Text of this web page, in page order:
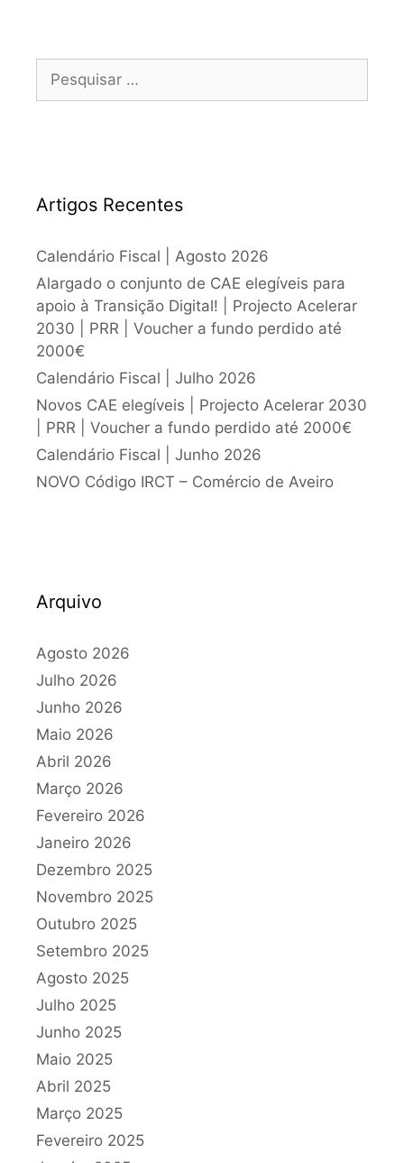
Artigos Recentes
Calendário Fiscal | Agosto 2026
Alargado o conjunto de CAE elegíveis para
apoio à Transição Digital! | Projecto Acelerar
2030 | PRR | Voucher a fundo perdido até
2000€
Calendário Fiscal | Julho 2026
Novos CAE elegíveis | Projecto Acelerar 2030
| PRR | Voucher a fundo perdido até 2000€
Calendário Fiscal | Junho 2026
NOVO Código IRCT – Comércio de Aveiro
Arquivo
Agosto 2026
Julho 2026
Junho 2026
Maio 2026
Abril 2026
Março 2026
Fevereiro 2026
Janeiro 2026
Dezembro 2025
Novembro 2025
Outubro 2025
Setembro 2025
Agosto 2025
Julho 2025
Junho 2025
Maio 2025
Abril 2025
Março 2025
Fevereiro 2025